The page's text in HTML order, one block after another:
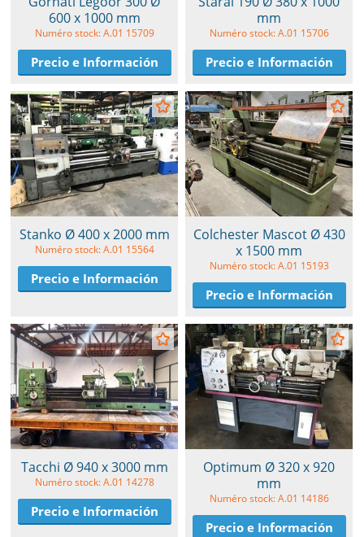
600 x 1000 mm
Numéro stock: A.01 15709
Precio e Información
mm
Numéro stock: A.01 15706
Precio e Información
Stanko Ø 400 x 2000 mm
Numéro stock: A.01 15564
Precio e Información
Colchester Mascot Ø 430
x 1500 mm
Numéro stock: A.01 15193
Precio e Información
Tacchi Ø 940 x 3000 mm
Numéro stock: A.01 14278
Precio e Información
Optimum Ø 320 x 920
mm
Numéro stock: A.01 14186
Precio e Información